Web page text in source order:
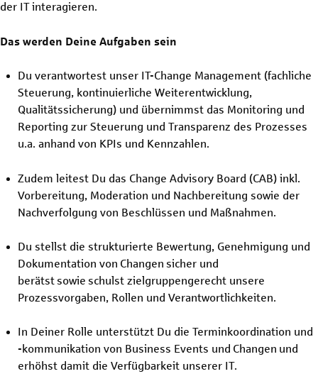
der IT interagieren.
Das werden Deine Aufgaben sein
Du verantwortest unser IT-Change Management (fachliche
Steuerung, kontinuierliche Weiterentwicklung,
Qualitätssicherung) und übernimmst das Monitoring und
Reporting zur Steuerung und Transparenz des Prozesses
u.a. anhand von KPIs und Kennzahlen.
Zudem leitest Du das Change Advisory Board (CAB) inkl.
Vorbereitung, Moderation und Nachbereitung sowie der
Nachverfolgung von Beschlüssen und Maßnahmen.
Du stellst die strukturierte Bewertung, Genehmigung und
Dokumentation von Changen sicher und
berätst sowie schulst zielgruppengerecht unsere
Prozessvorgaben, Rollen und Verantwortlichkeiten.
In Deiner Rolle unterstützt Du die Terminkoordination und
-kommunikation von Business Events und Changen und
erhöhst damit die Verfügbarkeit unserer IT.